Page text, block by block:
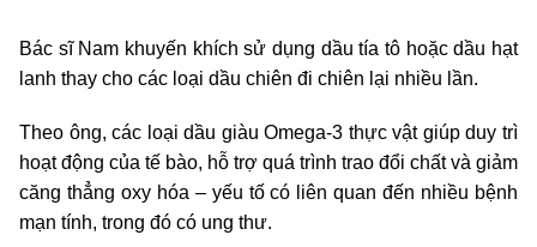
Bác sĩ Nam khuyến khích sử dụng dầu tía tô hoặc dầu hạt
lanh thay cho các loại dầu chiên đi chiên lại nhiều lần.
Theo ông, các loại dầu giàu Omega-3 thực vật giúp duy trì
hoạt động của tế bào, hỗ trợ quá trình trao đổi chất và giảm
căng thẳng oxy hóa – yếu tố có liên quan đến nhiều bệnh
mạn tính, trong đó có ung thư.